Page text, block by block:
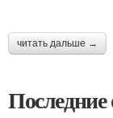
читать дальше →
Последние